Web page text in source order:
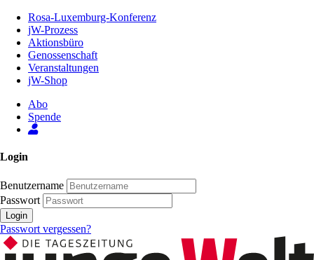
Inhalt
Seite
Rosa-Luxemburg-Konferenz
jW-Prozess
Aktionsbüro
Genossenschaft
Veranstaltungen
jW-Shop
Abo
Spende
Login
Benutzername
Passwort
Login
Passwort vergessen?